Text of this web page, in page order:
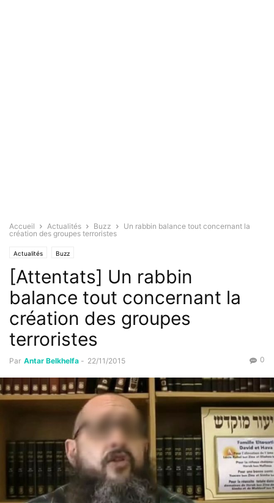
Accueil Actualités Buzz
Un rabbin balance tout concernant la
création des groupes terroristes
Actualités Buzz
[Attentats] Un rabbin
balance tout concernant la
création des groupes
terroristes
Par Antar Belkhelfa - 22/11/2015 0